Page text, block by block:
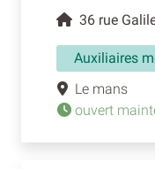
36 rue
Auxiliaires
Le mans
ouvert